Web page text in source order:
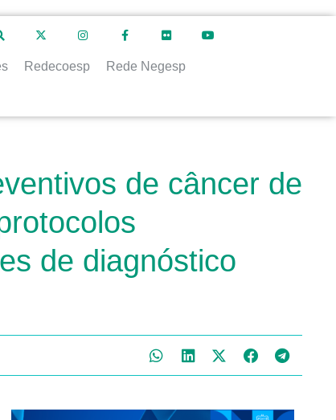
Redecoesp Rede Negesp
de câncer de
de diagnóstico